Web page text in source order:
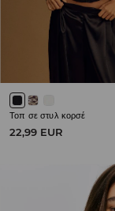
Τοπ σε στυλ κορσέ
22,99 EUR